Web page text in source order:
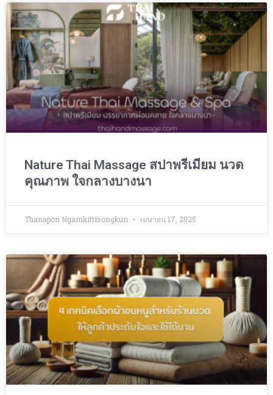
Nature Thai Massage สปาพรีเมียม นวด
คุณภาพ ใจกลางบางนา
Thanapon Ngamkittisongkun เมษายน 17, 2025